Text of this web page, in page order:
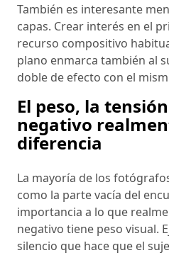
También es interesante
capas. Crear interés en el
recurso compositivo
plano enmarca también al
doble de efecto con el
El peso, la
negativo
diferencia
La mayoría de los
como la parte vacía del
importancia a lo que
negativo tiene peso visual.
silencio que hace que el